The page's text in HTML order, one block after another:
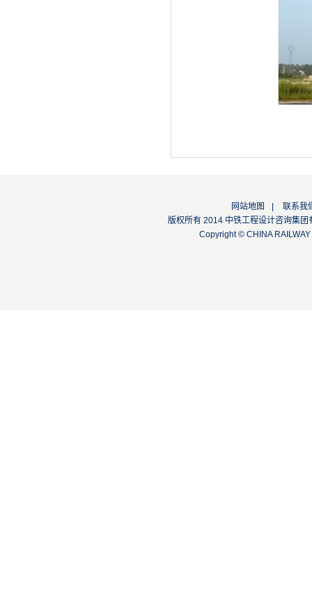
网站地图
联系我
版权所有 2014 中铁工程设计咨询
Copyright © CHINA